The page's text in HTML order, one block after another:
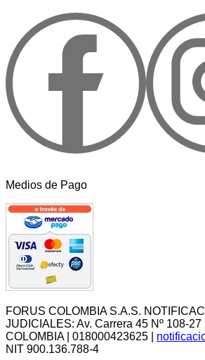
+
+
Cuenta
+
Medios de Pago
FORUS COLOMBIA S.A.S.
JUDICIALES: Av. Carrera 45 Nº 108-27
COLOMBIA | 018000423625 |
NIT 900.136.788-4